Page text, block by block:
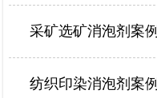
采矿选矿消泡剂案例
纺织印染消泡剂案例